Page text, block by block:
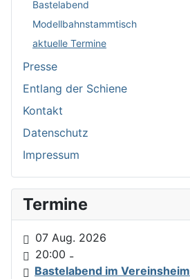
Bastelabend
Modellbahnstammtisch
aktuelle Termine
Presse
Entlang der Schiene
Kontakt
Datenschutz
Impressum
Termine
07 Aug. 2026
20:00 -
Bastelabend im Vereinsheim